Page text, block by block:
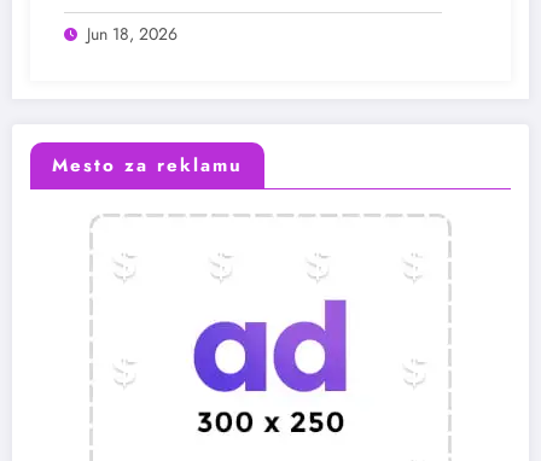
Jun 18, 2026
Mesto za reklamu